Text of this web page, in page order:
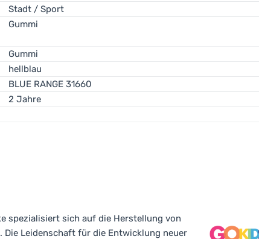
https://lemigo.pl/wp/
Stadt / Sport
Gummi
Gummi
hellblau
BLUE RANGE 31660
2 Jahre
spezialisiert sich auf die Herstellung von
Leidenschaft für die Entwicklung neuer